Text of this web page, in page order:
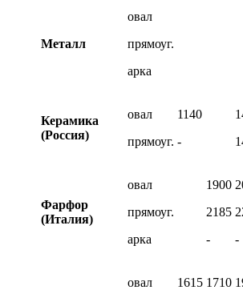
Металл
овал
прямоуг.
арка
Керамика
(Россия)
овал
прямоуг.
1140
-
Фарфор
(Италия)
овал
прямоуг.
арка
1900
2185
-
-
овал
1615 1710